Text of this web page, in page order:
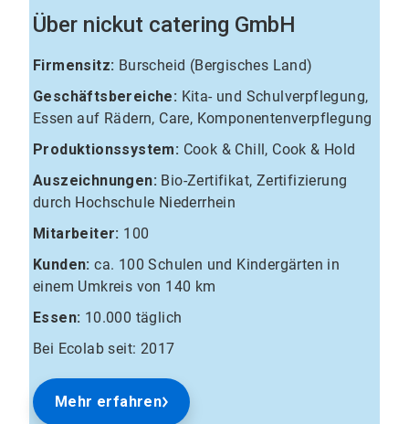
Über nickut catering GmbH
Firmensitz: Burscheid (Bergisches Land)
Geschäftsbereiche: Kita- und Schulverpflegung,
Essen auf Rädern, Care, Komponentenverpflegung
Produktionssystem: Cook & Chill, Cook & Hold
Auszeichnungen: Bio-Zertifikat, Zertifizierung
durch Hochschule Niederrhein
Mitarbeiter: 100
Kunden: ca. 100 Schulen und Kindergärten in
einem Umkreis von 140 km
Essen: 10.000 täglich
Bei Ecolab seit: 2017
Mehr erfahren